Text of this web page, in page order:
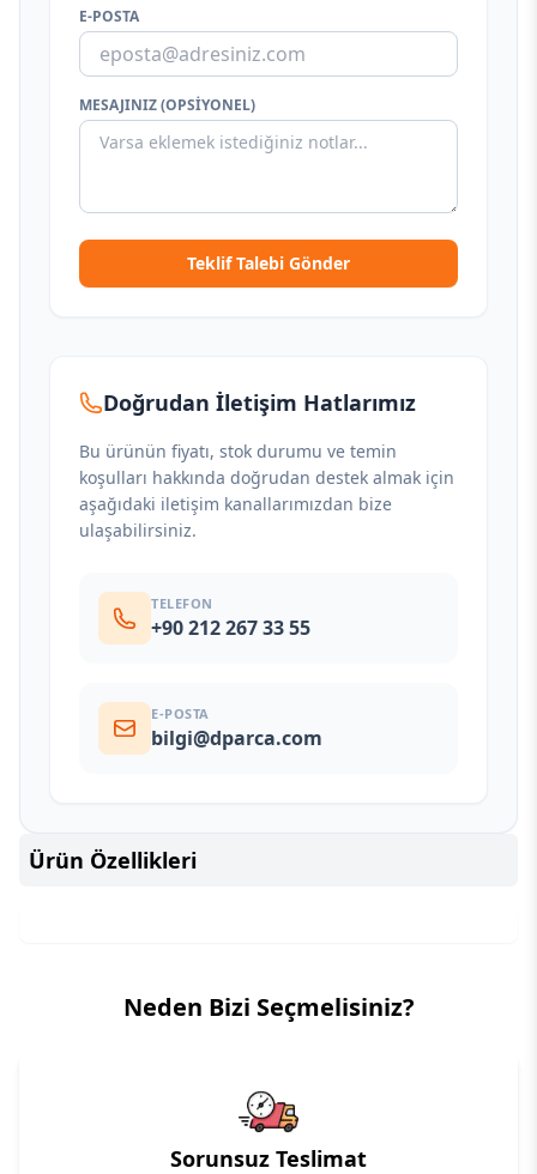
E-POSTA
MESAJINIZ (OPSIYONEL)
Teklif Talebi Gönder
Doğrudan İletişim Hatlarımız
Bu ürünün fiyatı, stok durumu ve temin
koşulları hakkında doğrudan destek almak için
aşağıdaki iletişim kanallarımızdan bize
ulaşabilirsiniz.
TELEFON
+90 212 267 33 55
E-POSTA
bilgi@dparca.com
Ürün Özellikleri
Neden Bizi Seçmelisiniz?
Sorunsuz Teslimat